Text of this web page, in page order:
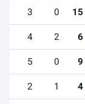
15
0
3
6
2
4
9
0
5
4
1
2